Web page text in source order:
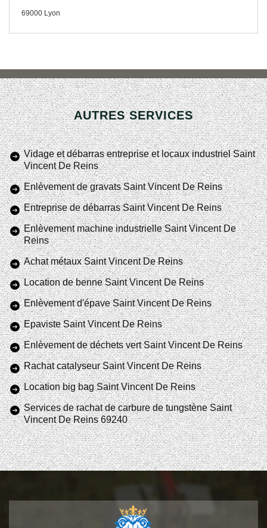
69000 Lyon
AUTRES SERVICES
Vidage et débarras entreprise et locaux industriel Saint
Vincent De Reins
Enlèvement de gravats Saint Vincent De Reins
Entreprise de débarras Saint Vincent De Reins
Enlèvement machine industrielle Saint Vincent De
Reins
Achat métaux Saint Vincent De Reins
Location de benne Saint Vincent De Reins
Enlèvement d'épave Saint Vincent De Reins
Epaviste Saint Vincent De Reins
Enlèvement de déchets vert Saint Vincent De Reins
Rachat catalyseur Saint Vincent De Reins
Location big bag Saint Vincent De Reins
Services de rachat de carbure de tungstène Saint
Vincent De Reins 69240